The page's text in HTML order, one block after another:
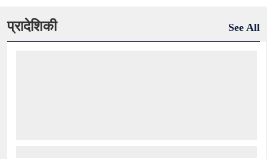
प्रादेशिकी See All